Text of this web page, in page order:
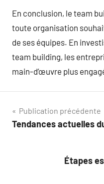
En conclusion, le team
toute organisation
de ses équipes. En
team building, les
main-d’œuvre plus
Navigation
de
Publication précédente
Tendances actuelles
Étapes